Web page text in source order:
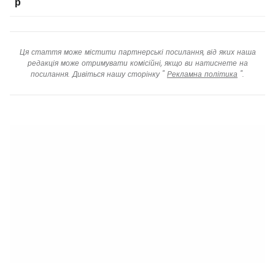
Ця стаття може містити партнерські посилання, від яких наша
редакція може отримувати комісійні, якщо ви натиснете на
посилання. Дивіться нашу сторінку " Рекламна політика ".